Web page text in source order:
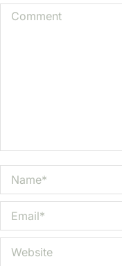
Comment
Name *
Email *
Website